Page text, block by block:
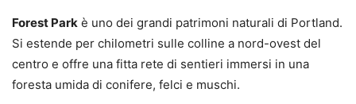
Forest Park è uno dei grandi patrimoni naturali di Portland.
Si estende per chilometri sulle colline a nord-ovest del
centro e offre una fitta rete di sentieri immersi in una
foresta umida di conifere, felci e muschi.